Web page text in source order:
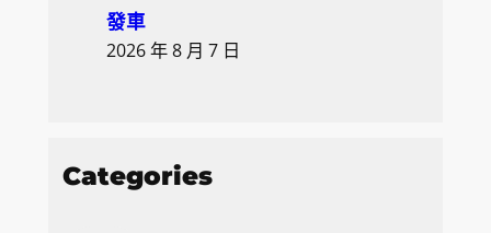
發車
2026 年 8 月 7 日
Categories